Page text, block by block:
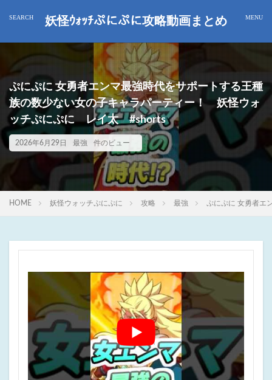
妖怪ｳｫｯﾁぷにぷに攻略動画まとめ
ぷにぷに 女勇者エンマ最強時代をサポートする王種
族の数少ない女の子キャラパーティー！ 妖怪ウォ
ッチぷにぷに レイ太 #shorts
2026年6月29日 最強 件のビュー
HOME 妖怪ウォッチぷにぷに 攻略 最強 ぷにぷに 女勇者エ